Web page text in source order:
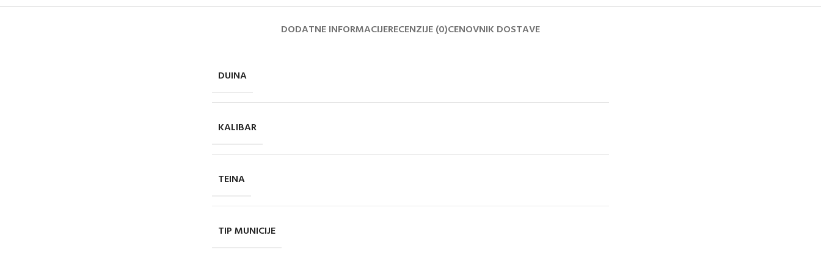
DODATNE INFORMACIJERECENZIJE (0)CENOVNIK DOSTAVE
DUINA
KALIBAR
TEINA
TIP MUNICIJE